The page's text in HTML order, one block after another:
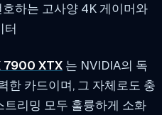
하는 고사양 4K 게이머와
터
7900 XTX 는 NVIDIA의 독
한 카드이며, 그 자체로도 충
리밍 모두 훌륭하게 소화